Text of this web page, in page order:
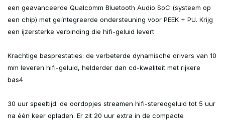
een geavanceerde Qualcomm Bluetooth Audio SoC (systeem op
een chip) met geïntegreerde ondersteuning voor PEEK + PU. Krijg
een ijzersterke verbinding die hifi-geluid levert
Krachtige basprestaties: de verbeterde dynamische drivers van 10
mm leveren hifi-geluid, helderder dan cd-kwaliteit met rijkere
bas4
30 uur speeltijd: de oordopjes streamen hifi-stereogeluid tot 5 uur
na één keer opladen. Er zit 20 uur extra in de compacte